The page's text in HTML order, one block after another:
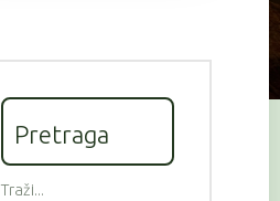
Pretraga
Traži...